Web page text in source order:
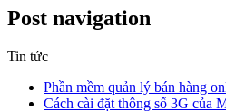
Post navigation
Tin tức
Phần mềm quản lý bán hàng
Cách cài đặt thông số 3G của